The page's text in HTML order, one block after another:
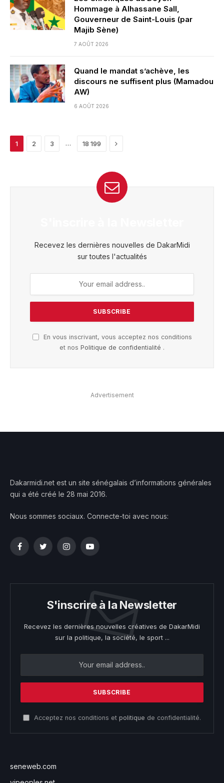
Hommage à Alhassane Sall,
Gouverneur de Saint-Louis (par
Majib Sène)
7 AOÛT 2026
Quand le mandat s’achève, les
discours ne suffisent plus (Mamadou
AW)
6 AOÛT 2026
1 2 3 … 18 199 Next
Recevez les dernières nouvelles de DakarMidi
sur toutes l'actualités
En vous inscrivant, vous acceptez nos conditions
et nos Politique de confidentialité .
Advertisement
Dakarmidi.net est un site sénégalais d’informations générales
qui a été créé le 28 mai 2016.
Nous sommes sociaux. Connecte-toi avec nous:
FacebookTwitterInstagramYouTube
S'inscrire à la Newsletter
Recevez les dernières nouvelles créatives de DakarMidi
sur la politique, la société, le sport ...
Acceptez nos conditions et politique de confidentialité.
seneweb.com